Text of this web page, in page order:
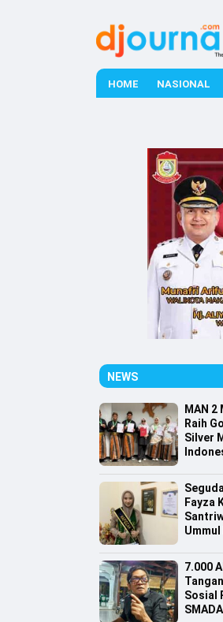
HOME NASIONAL
NEWS
MAN 2
Raih
Silver
Fayza
7.000
Sosial